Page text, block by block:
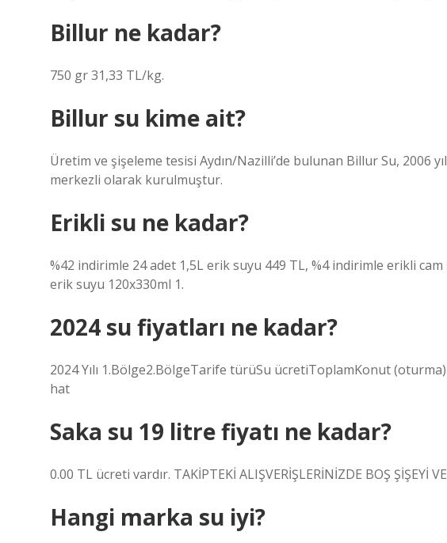
Billur ne kadar?
750 gr 31,33 TL/kg.
Billur su kime ait?
Üretim ve şişeleme tesisi Aydın/Nazilli’de bulunan Billur Su, 2006
merkezli olarak kurulmuştur.
Erikli su ne kadar?
%42 indirimle 24 adet 1,5L erik suyu 449 TL, %4 indirimle erikli
erik suyu 120x330ml 1.
2024 su fiyatları ne kadar?
2024 Yılı 1.Bölge2.BölgeTarife türüSu ücretiToplamKonut
hat
Saka su 19 litre fiyatı ne kadar?
0.00 TL ücreti vardır. TAKİPTEKİ ALIŞVERİŞLERİNİZDE BOŞ ŞİŞEYİ
Hangi marka su iyi?